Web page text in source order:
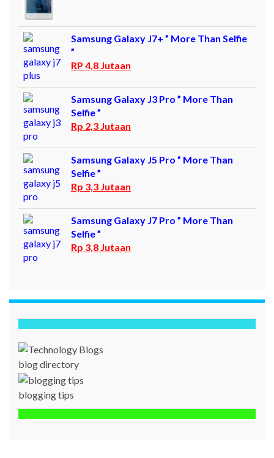
Samsung Galaxy J7+ ” More Than Selfie
”
RP 4,8 Jutaan
Samsung Galaxy J3 Pro ” More Than
Selfie ”
Rp 2,3 Jutaan
Samsung Galaxy J5 Pro ” More Than
Selfie ”
Rp 3,3 Jutaan
Samsung Galaxy J7 Pro ” More Than
Selfie ”
Rp 3,8 Jutaan
blog directory
blogging tips